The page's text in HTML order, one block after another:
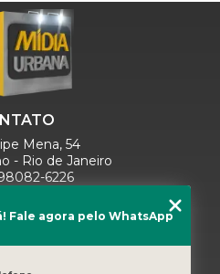
Mena, 54
- Rio de Janeiro
6226
9600
5918
Fale agora pelo WhatsApp